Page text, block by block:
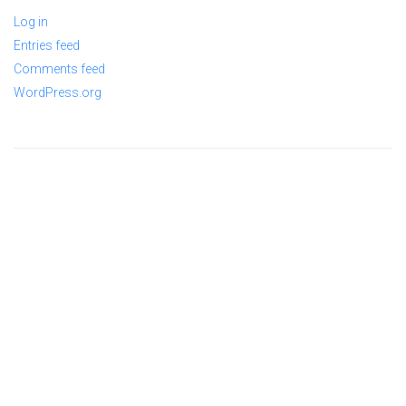
Log in
Entries feed
Comments feed
WordPress.org